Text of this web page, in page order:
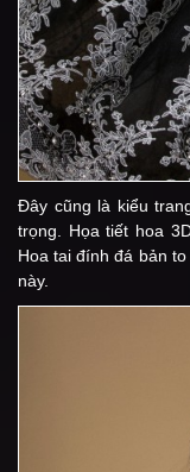
Đây cũng là kiểu
trọng. Họa tiết hoa
Hoa tai đính đá bản
này.